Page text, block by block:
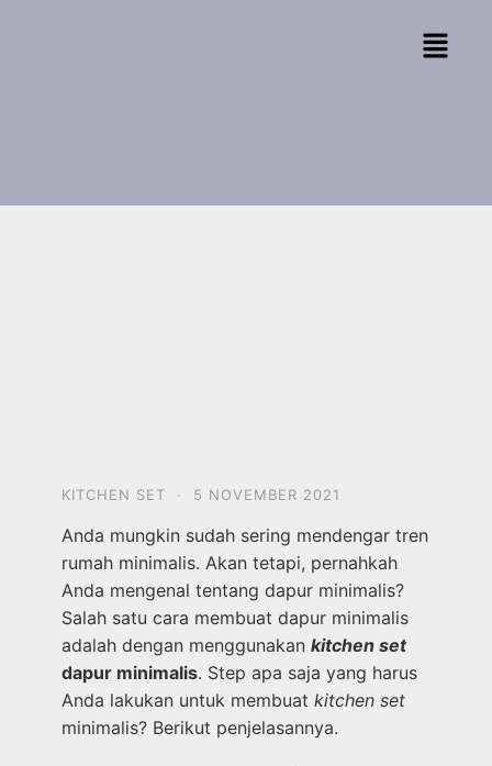
KITCHEN SET · 5 NOVEMBER 2021
Anda mungkin sudah sering mendengar tren
rumah minimalis. Akan tetapi, pernahkah
Anda mengenal tentang dapur minimalis?
Salah satu cara membuat dapur minimalis
adalah dengan menggunakan kitchen set
dapur minimalis. Step apa saja yang harus
Anda lakukan untuk membuat kitchen set
minimalis? Berikut penjelasannya.